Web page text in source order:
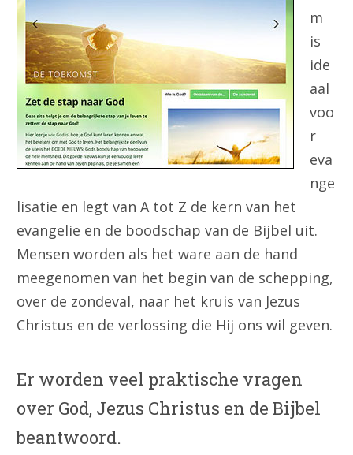
m
is
ide
aal
voo
r
eva
nge
lisatie en legt van A tot Z de kern van het
evangelie en de boodschap van de Bijbel uit.
Mensen worden als het ware aan de hand
meegenomen van het begin van de schepping,
over de zondeval, naar het kruis van Jezus
Christus en de verlossing die Hij ons wil geven.
Er worden veel praktische vragen
over God, Jezus Christus en de Bijbel
beantwoord.